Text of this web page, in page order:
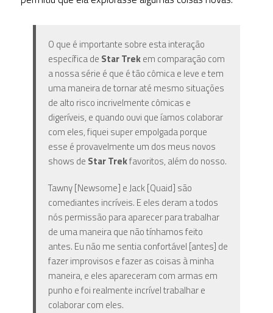
O que é importante sobre esta interação
específica de Star Trekem comparação com
a nossa série é que é tão cômica e leve e tem
uma maneira de tornar até mesmo situações
de alto risco incrivelmente cômicas e
digeríveis, e quando ouvi que íamos colaborar
com eles, fiquei super empolgada porque
esse é provavelmente um dos meus novos
shows de Star Trekfavoritos, além do nosso.
Tawny [Newsome] e Jack [Quaid] são
comediantes incríveis. E eles deram a todos
nós permissão para aparecer para trabalhar
de uma maneira que não tínhamos feito
antes. Eu não me sentia confortável [antes] de
fazer improvisos e fazer as coisas à minha
maneira, e eles apareceram com armas em
punho e foi realmente incrível trabalhar e
colaborar com eles.